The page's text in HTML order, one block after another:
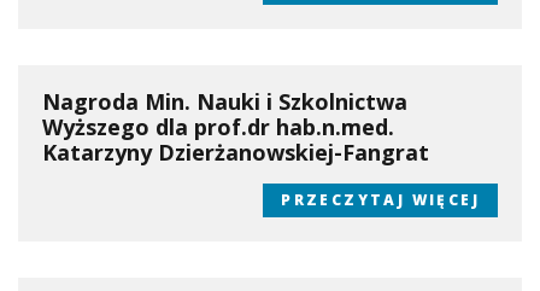
Nagroda Min. Nauki i Szkolnictwa
Wyższego dla prof.dr hab.n.med.
Katarzyny Dzierżanowskiej-Fangrat
PRZECZYTAJ WIĘCEJ